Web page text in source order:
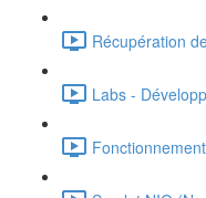
Récupération
Labs -